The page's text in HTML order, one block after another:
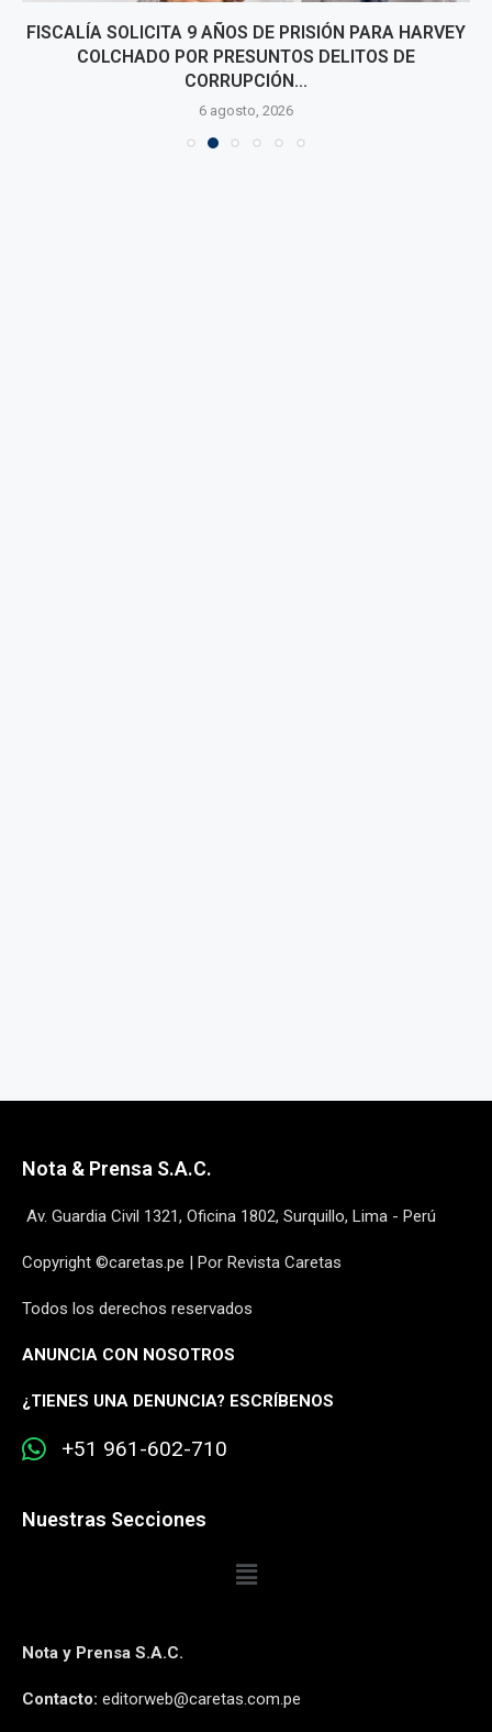
FISCALÍA SOLICITA 9 AÑOS DE PRISIÓN PARA HARVEY
COLCHADO POR PRESUNTOS DELITOS DE
CORRUPCIÓN...
6 agosto, 2026
Nota & Prensa S.A.C.
Av. Guardia Civil 1321, Oficina 1802, Surquillo, Lima - Perú
Copyright ©caretas.pe | Por Revista Caretas
Todos los derechos reservados
ANUNCIA CON NOSOTROS
¿TIENES UNA DENUNCIA? ESCRÍBENOS
+51 961-602-710
Nuestras Secciones
Nota y Prensa S.A.C.
Contacto: editorweb@caretas.com.pe